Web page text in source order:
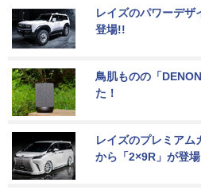
レイズのパワーデザ
登場!!
鳥肌ものの「
た！
レイズのプレミアム
から「2×9R」が登場